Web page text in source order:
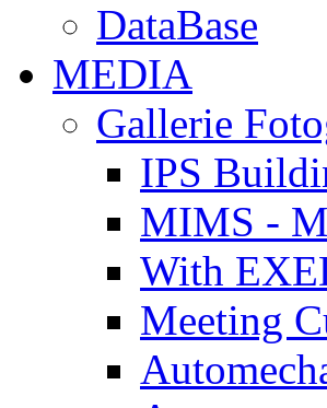
DataBase
MEDIA
Gallerie
IPS
MIMS -
With
Meeting